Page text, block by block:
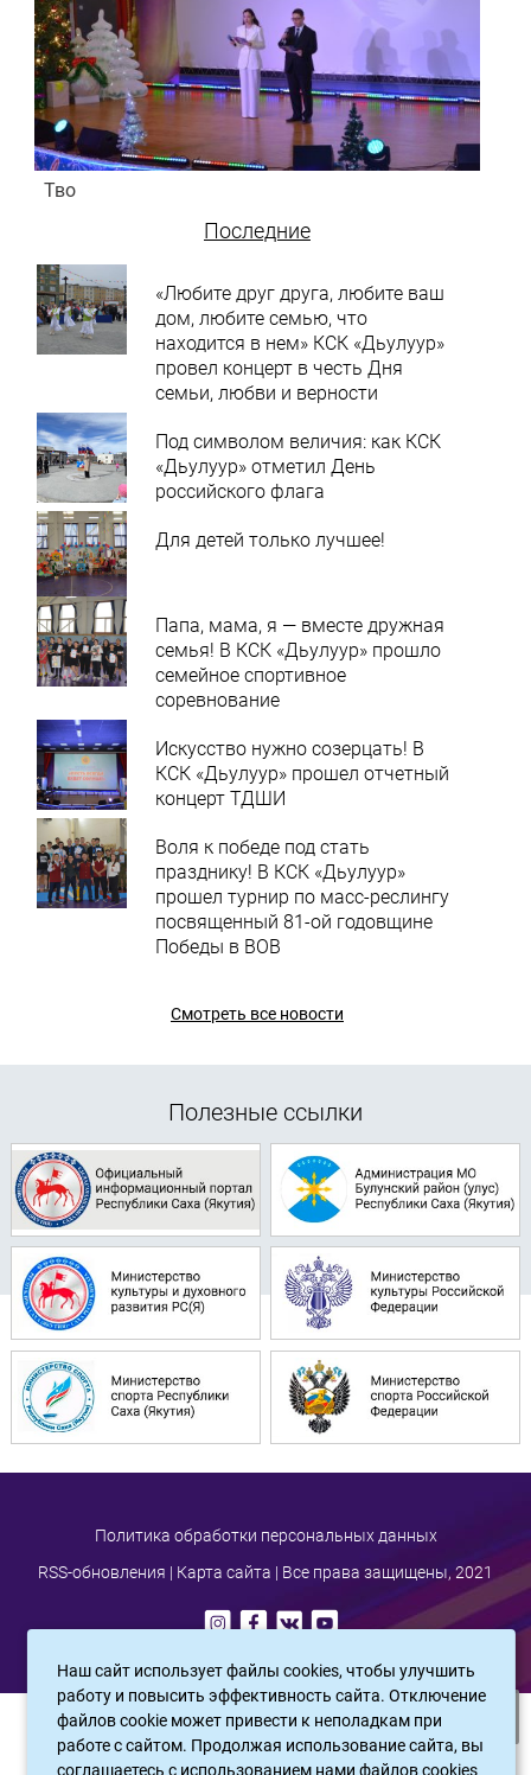
Тво
Последние
«Любите друг друга, любите ваш
дом, любите семью, что
находится в нем» КСК «Дьулуур»
провел концерт в честь Дня
семьи, любви и верности
Под символом величия: как КСК
«Дьулуур» отметил День
российского флага
Для детей только лучшее!
Папа, мама, я — вместе дружная
семья! В КСК «Дьулуур» прошло
семейное спортивное
соревнование
Искусство нужно созерцать! В
КСК «Дьулуур» прошел отчетный
концерт ТДШИ
Воля к победе под стать
празднику! В КСК «Дьулуур»
прошел турнир по масс-реслингу
посвященный 81-ой годовщине
Победы в ВОВ
Смотреть все новости
Полезные ссылки
Политика обработки персональных данных
RSS-обновления | Карта сайта | Все права защищены, 2021
Наш сайт использует файлы cookies, чтобы улучшить
работу и повысить эффективность сайта. Отключение
файлов cookie может привести к неполадкам при
работе с сайтом. Продолжая использование сайта, вы
соглашаетесь c использованием нами файлов cookies
САЙТ СОЗДАН:ООО "ЭЙФОС". ИНФОРМАЦИОННЫЕ ТЕХНОЛОГИИ